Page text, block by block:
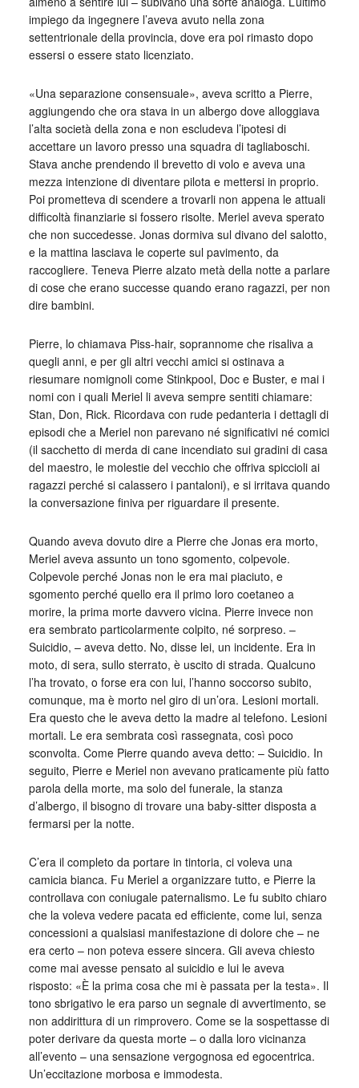
impiego da ingegnere l’aveva avuto nella zona
settentrionale della provincia, dove era poi rimasto dopo
essersi o essere stato licenziato.
«Una separazione consensuale», aveva scritto a Pierre,
aggiungendo che ora stava in un albergo dove alloggiava
l’alta società della zona e non escludeva l’ipotesi di
accettare un lavoro presso una squadra di tagliaboschi.
Stava anche prendendo il brevetto di volo e aveva una
mezza intenzione di diventare pilota e mettersi in proprio.
Poi prometteva di scendere a trovarli non appena le attuali
difficoltà finanziarie si fossero risolte. Meriel aveva sperato
che non succedesse. Jonas dormiva sul divano del salotto,
e la mattina lasciava le coperte sul pavimento, da
raccogliere. Teneva Pierre alzato metà della notte a parlare
di cose che erano successe quando erano ragazzi, per non
dire bambini.
Pierre, lo chiamava Piss-hair, soprannome che risaliva a
quegli anni, e per gli altri vecchi amici si ostinava a
riesumare nomignoli come Stinkpool, Doc e Buster, e mai i
nomi con i quali Meriel li aveva sempre sentiti chiamare:
Stan, Don, Rick. Ricordava con rude pedanteria i dettagli di
episodi che a Meriel non parevano né significativi né comici
(il sacchetto di merda di cane incendiato sui gradini di casa
del maestro, le molestie del vecchio che offriva spiccioli ai
ragazzi perché si calassero i pantaloni), e si irritava quando
la conversazione finiva per riguardare il presente.
Quando aveva dovuto dire a Pierre che Jonas era morto,
Meriel aveva assunto un tono sgomento, colpevole.
Colpevole perché Jonas non le era mai piaciuto, e
sgomento perché quello era il primo loro coetaneo a
morire, la prima morte davvero vicina. Pierre invece non
era sembrato particolarmente colpito, né sorpreso. –
Suicidio, – aveva detto. No, disse lei, un incidente. Era in
moto, di sera, sullo sterrato, è uscito di strada. Qualcuno
l’ha trovato, o forse era con lui, l’hanno soccorso subito,
comunque, ma è morto nel giro di un’ora. Lesioni mortali.
Era questo che le aveva detto la madre al telefono. Lesioni
mortali. Le era sembrata così rassegnata, così poco
sconvolta. Come Pierre quando aveva detto: – Suicidio. In
seguito, Pierre e Meriel non avevano praticamente più fatto
parola della morte, ma solo del funerale, la stanza
d’albergo, il bisogno di trovare una baby-sitter disposta a
fermarsi per la notte.
C’era il completo da portare in tintoria, ci voleva una
camicia bianca. Fu Meriel a organizzare tutto, e Pierre la
controllava con coniugale paternalismo. Le fu subito chiaro
che la voleva vedere pacata ed efficiente, come lui, senza
concessioni a qualsiasi manifestazione di dolore che – ne
era certo – non poteva essere sincera. Gli aveva chiesto
come mai avesse pensato al suicidio e lui le aveva
risposto: «È la prima cosa che mi è passata per la testa». Il
tono sbrigativo le era parso un segnale di avvertimento, se
non addirittura di un rimprovero. Come se la sospettasse di
poter derivare da questa morte – o dalla loro vicinanza
all’evento – una sensazione vergognosa ed egocentrica.
Un’eccitazione morbosa e immodesta.